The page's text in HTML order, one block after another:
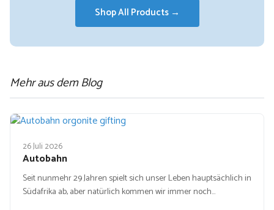
Shop All Products →
Mehr aus dem Blog
26 Juli 2026
Autobahn
Seit nunmehr 29 Jahren spielt sich unser Leben hauptsächlich in
Südafrika ab, aber natürlich kommen wir immer noch…